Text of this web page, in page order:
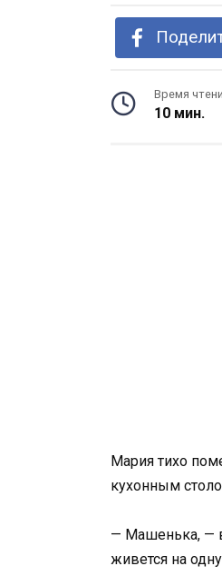
Время
10 мин.
Мария тихо
кухонным
— Машенька, —
живется на